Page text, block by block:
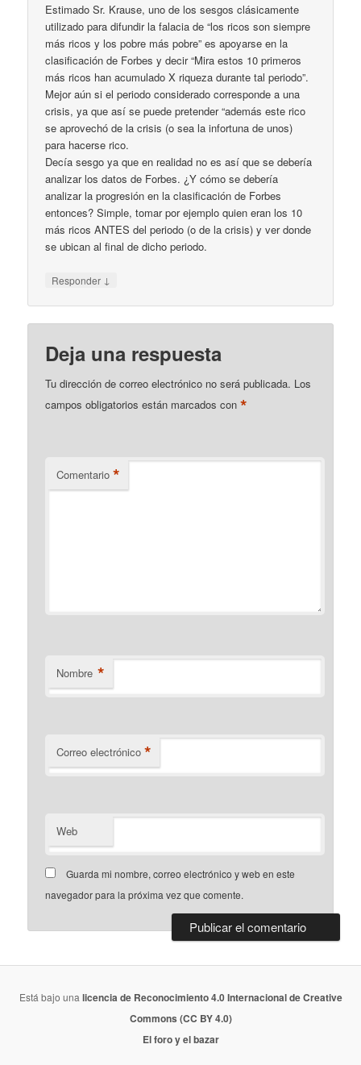
Estimado Sr. Krause, uno de los sesgos clásicamente
utilizado para difundir la falacia de “los ricos son siempre
más ricos y los pobre más pobre” es apoyarse en la
clasificación de Forbes y decir “Mira estos 10 primeros
más ricos han acumulado X riqueza durante tal periodo”.
Mejor aún si el periodo considerado corresponde a una
crisis, ya que así se puede pretender “además este rico
se aprovechó de la crisis (o sea la infortuna de unos)
para hacerse rico.
Decía sesgo ya que en realidad no es así que se debería
analizar los datos de Forbes. ¿Y cómo se debería
analizar la progresión en la clasificación de Forbes
entonces? Simple, tomar por ejemplo quien eran los 10
más ricos ANTES del periodo (o de la crisis) y ver donde
se ubican al final de dicho periodo.
Responder ↓
Deja una respuesta
Tu dirección de correo electrónico no será publicada. Los
campos obligatorios están marcados con*
Comentario *
Nombre *
Correo electrónico *
Web
Guarda mi nombre, correo electrónico y web en este
navegador para la próxima vez que comente.
Está bajo unalicencia de Reconocimiento 4.0 Internacional de Creative
Commons (CC BY 4.0)
El foro y el bazar